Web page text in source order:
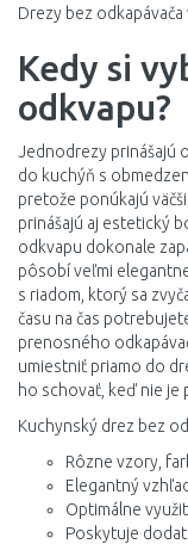
Drezy bez
Kedy si
odkvapu?
Jednodrezy prinášajú
do kuchýň s
pretože ponúkajú
prinášajú aj estetický
odkvapu dokonale
pôsobí veľmi
s riadom, ktorý sa
času na čas
prenosného
umiestniť priamo do
ho schovať, keď nie je
Kuchynský drez bez
Rôzne vzory,
Elegantný vzhľad
Optimálne
Poskytuje